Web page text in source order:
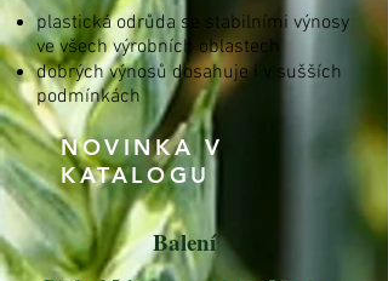
plastická odrůda se stabilními výnosy
ve všech výrobních oblastech
dobrých výnosů dosahuje i v sušších
podmínkách
NOVINKA V
KATALOGU
Balení